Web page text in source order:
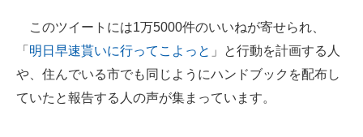
このツイートには1万5000件のいいねが寄せられ、
「 明日早速貰いに行ってこよっと 」と行動を計画する人
や、住んでいる市でも同じようにハンドブックを配布し
ていたと報告する人の声が集まっています。